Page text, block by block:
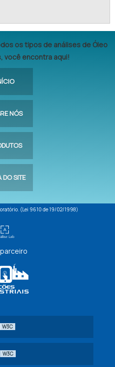
os tipos de análises de Óleo
você encontra aqui!
NÓS
DO SITE
(Lei 9610 de 19/02/1998)
W3C
W3C